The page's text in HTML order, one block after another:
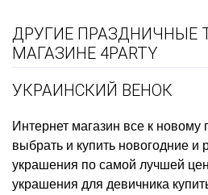
ДРУГИЕ ПРАЗДНИЧНЫЕ
МАГАЗИНЕ 4PARTY
УКРАИНСКИЙ ВЕНОК
Интернет магазин все к новому
выбрать и купить новогодние и
украшения по самой лучшей
украшения для девичника